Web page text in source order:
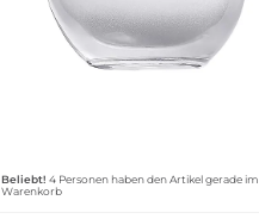
Beliebt! 4 Personen haben den Artikel gerade im
Warenkorb